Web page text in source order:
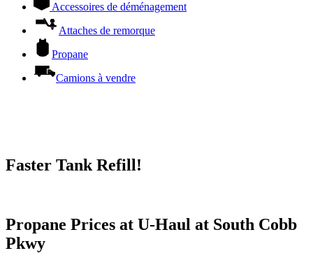
Accessoires de déménagement
Attaches de remorque
Propane
Camions à vendre
Faster Tank Refill!
Propane Prices at U-Haul at South Cobb
Pkwy